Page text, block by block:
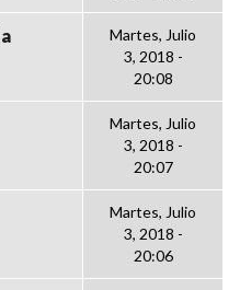
Martes, Julio
3, 2018 -
20:08
Martes, Julio
3, 2018 -
20:07
Martes, Julio
3, 2018 -
20:06